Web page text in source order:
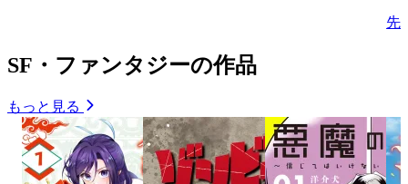
先
SF・ファンタジーの作品
もっと見る